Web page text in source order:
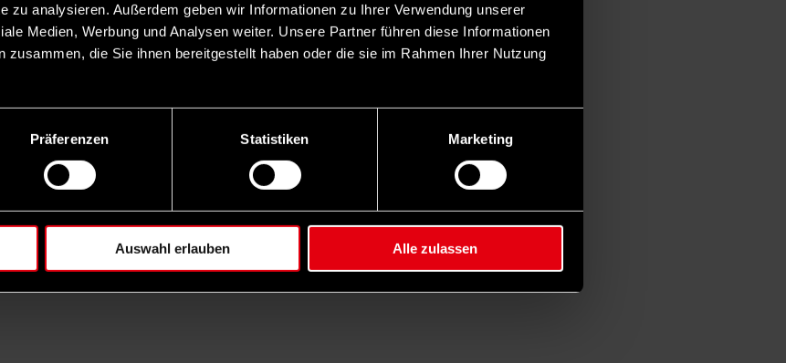
zu analysieren. Außerdem geben wir Informationen zu Ihrer Verwendung unserer
Medien, Werbung und Analysen weiter. Unsere Partner führen diese Informationen
zusammen, die Sie ihnen bereitgestellt haben oder die sie im Rahmen Ihrer Nutzung
Präferenzen Statistiken Marketing
Auswahl erlauben Alle zulassen